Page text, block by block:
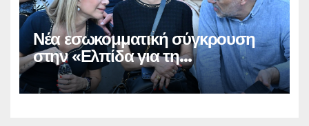
Νέα εσωκομματική σύγκρουση
στην «Ελπίδα για τη
Δημοκρατία»